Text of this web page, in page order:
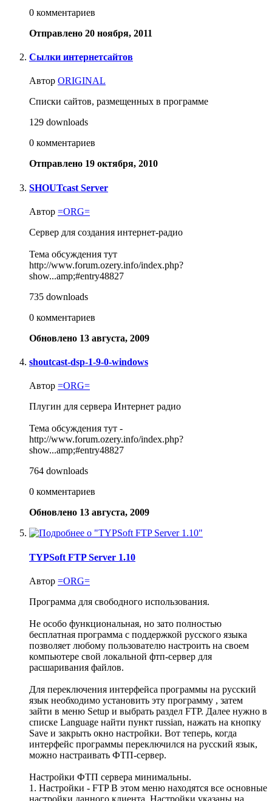
0 комментариев
Отправлено 20 ноября, 2011
Сылки интернетсайтов
Автор ORIGINAL
Списки сайтов, размещенных в программе
129 downloads
0 комментариев
Отправлено 19 октября, 2010
SHOUTcast Server
Автор =ORG=
Сервер для создания интернет-радио
Тема обсуждения тут
http://www.forum.ozery.info/index.php?
show...amp;#entry48827
735 downloads
0 комментариев
Обновлено 13 августа, 2009
shoutcast-dsp-1-9-0-windows
Автор =ORG=
Плугин для сервера Интернет радио
Тема обсуждения тут -
http://www.forum.ozery.info/index.php?
show...amp;#entry48827
764 downloads
0 комментариев
Обновлено 13 августа, 2009
TYPSoft FTP Server 1.10
Автор =ORG=
Программа для свободного использования.
Не особо функциональная, но зато полностью
бесплатная программа с поддержкой русского языка
позволяет любому пользователю настроить на своем
компьютере свой локальной фтп-сервер для
расшаривания файлов.
Для переключения интерфейса программы на русский
язык необходимо установить эту программу , затем
зайти в меню Setup и выбрать раздел FTP. Далее нужно в
списке Language найти пункт russian, нажать на кнопку
Save и закрыть окно настройки. Вот теперь, когда
интерфейс программы переключился на русский язык,
можно настраивать ФТП-сервер.
Настройки ФТП сервера минимальны.
1. Настройки - FTP В этом меню находятся все основные
настройки данного клиента. Настройки указаны на